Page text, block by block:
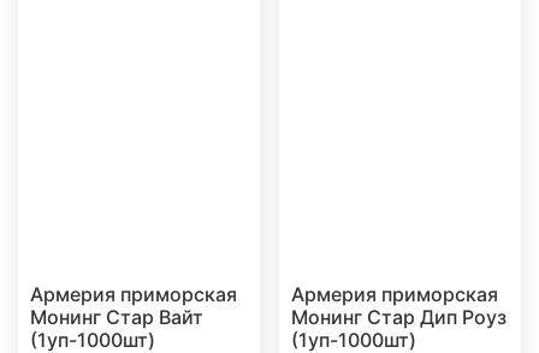
Армерия приморская
Монинг Стар Вайт
(1уп-1000шт)
Армерия приморская
Монинг Стар Дип Роуз
(1уп-1000шт)